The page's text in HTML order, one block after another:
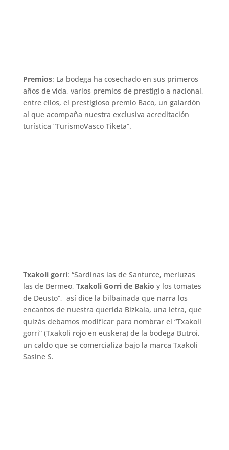
Premios: La bodega ha cosechado en sus primeros
años de vida, varios premios de prestigio a nacional,
entre ellos, el prestigioso premio Baco, un galardón
al que acompaña nuestra exclusiva acreditación
turística “TurismoVasco Tiketa”.
Txakoli gorri: “Sardinas las de Santurce, merluzas
las de Bermeo, Txakoli Gorri de Bakio y los tomates
de Deusto”, así dice la bilbainada que narra los
encantos de nuestra querida Bizkaia, una letra, que
quizás debamos modificar para nombrar el “Txakoli
gorri” (Txakoli rojo en euskera) de la bodega Butroi,
un caldo que se comercializa bajo la marca Txakoli
Sasine S.